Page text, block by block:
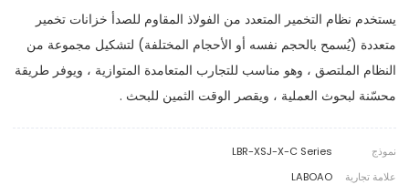
يستخدم نظام التخمير المتعدد من الفولاذ المقاوم للصدأ خزانات تخمير
متعددة (يُسمح بالحجم نفسه أو الأحجام المختلفة) لتشكيل مجموعة من
النظام الملتصق ، وهو مناسب للتجارب المتعامدة المتوازية ، ويوفر طريقة
محسّنة لبحوث العملية ، ويقصر الوقت الثمين للبحث .
نموذج
LBR-XSJ-X-C Series
علامة تجارية
LABOAO